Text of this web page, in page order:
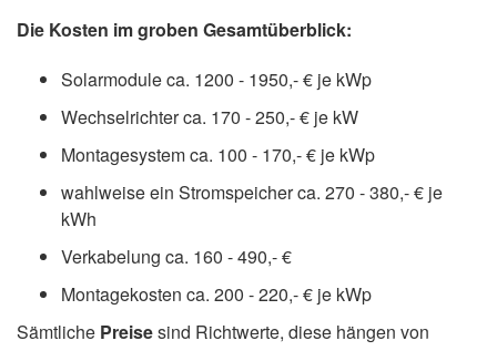
Die Kosten im groben Gesamtüberblick:
Solarmodule ca. 1200 - 1950,- € je kWp
Wechselrichter ca. 170 - 250,- € je kW
Montagesystem ca. 100 - 170,- € je kWp
wahlweise ein Stromspeicher ca. 270 - 380,- € je
kWh
Verkabelung ca. 160 - 490,- €
Montagekosten ca. 200 - 220,- € je kWp
Sämtliche Preisesind Richtwerte, diese hängen von